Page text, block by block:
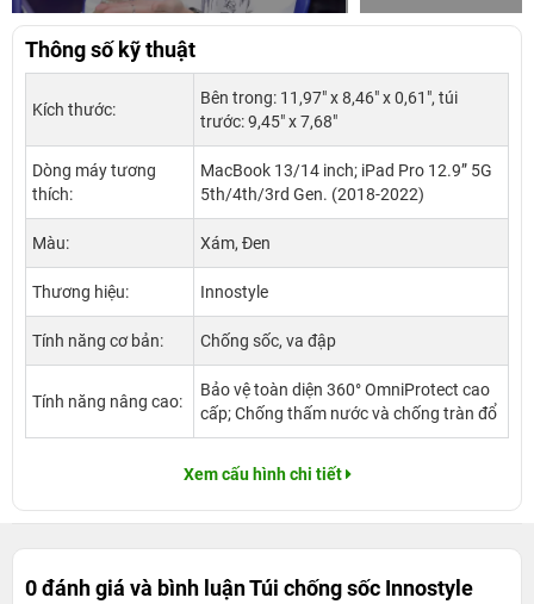
Thông số kỹ thuật
Kích thước:
Bên trong: 11,97″ x 8,46″ x 0,61″, túi
trước: 9,45″ x 7,68″
Dòng máy tương
thích:
MacBook 13/14 inch; iPad Pro 12.9” 5G
5th/4th/3rd Gen. (2018-2022)
Màu: Xám, Đen
Thương hiệu: Innostyle
Tính năng cơ bản: Chống sốc, va đập
Tính năng nâng cao:
Bảo vệ toàn diện 360° OmniProtect cao
cấp; Chống thấm nước và chống tràn đổ
Xem cấu hình chi tiết
0 đánh giá và bình luậnTúi chống sốc Innostyle